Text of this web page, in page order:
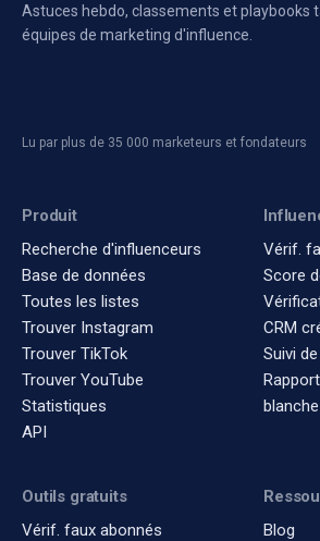
Astuces hebdo, classements et playbooks
équipes de marketing d'influence.
Lu par plus de 35 000 marketeurs et fondateurs
Produit
Recherche d'influenceurs
Base de données
Toutes les listes
Trouver Instagram
Trouver TikTok
Trouver YouTube
Statistiques
API
Vérif.
Score
CRM
Suivi
blanche
Outils gratuits
Vérif. faux abonnés
Blog